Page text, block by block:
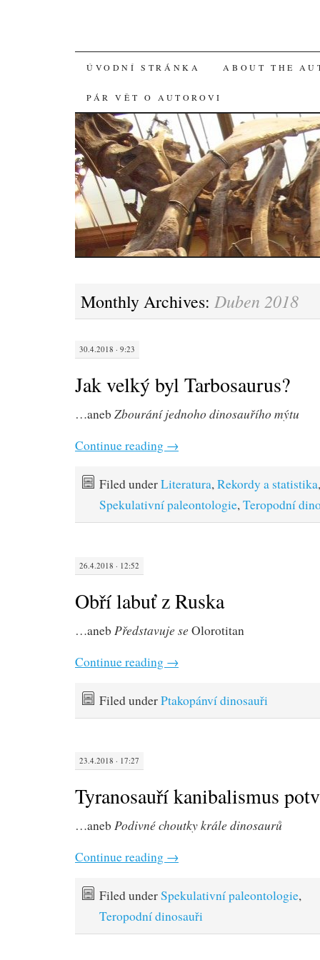
SKIP
TO
CONTENT
ÚVODNÍ STRÁNKA ABOUT THE
PÁR VĚT O AUTOROVI
Monthly Archives: Duben 2018
30.4.2018 · 9:23
Jak velký byl Tarbosaurus?
…aneb Zbourání jednoho dinosauřího mýtu
Continue reading →
Filed underLiteratura,Rekordy a statistika,
Spekulativní paleontologie,Teropodní
26.4.2018 · 12:52
Obří labuť z Ruska
…aneb Představuje se Olorotitan
Continue reading →
Filed underPtakopánví dinosauři
23.4.2018 · 17:27
Tyranosauří kanibalismus
…aneb Podivné choutky krále dinosaurů
Continue reading →
Filed underSpekulativní paleontologie,
Teropodní dinosauři